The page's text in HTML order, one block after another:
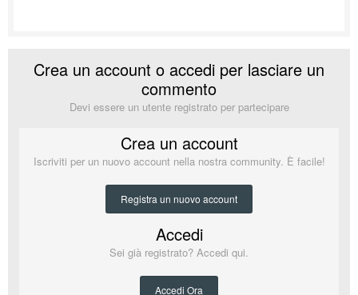
Crea un account o accedi per lasciare un
commento
Devi essere un utente registrato per partecipare
Crea un account
Iscriviti per un nuovo account nella nostra community. È facile!
Registra un nuovo account
Accedi
Sei già registrato? Accedi qui.
Accedi Ora